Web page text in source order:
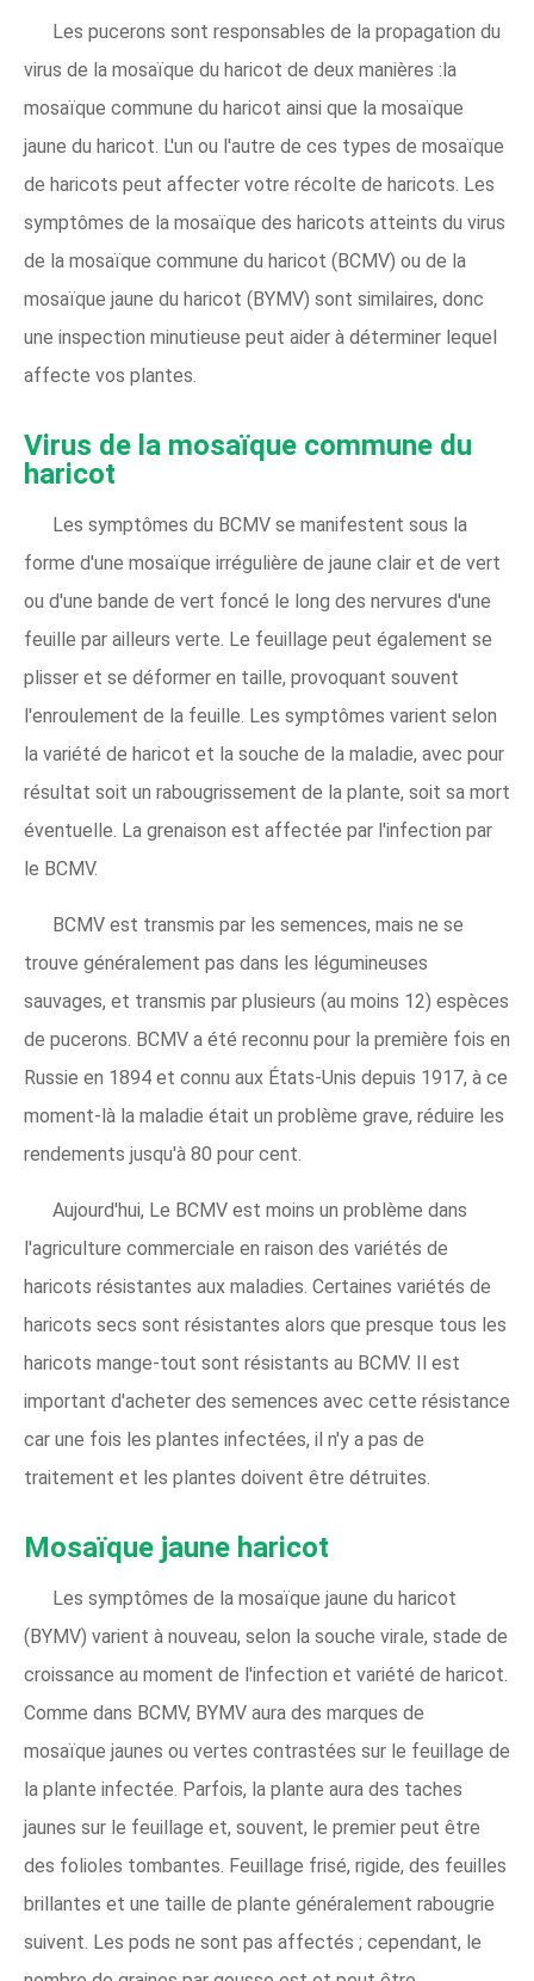
Les pucerons sont responsables de la propagation du
virus de la mosaïque du haricot de deux manières :la
mosaïque commune du haricot ainsi que la mosaïque
jaune du haricot. L'un ou l'autre de ces types de mosaïque
de haricots peut affecter votre récolte de haricots. Les
symptômes de la mosaïque des haricots atteints du virus
de la mosaïque commune du haricot (BCMV) ou de la
mosaïque jaune du haricot (BYMV) sont similaires, donc
une inspection minutieuse peut aider à déterminer lequel
affecte vos plantes.
Virus de la mosaïque commune du
haricot
Les symptômes du BCMV se manifestent sous la
forme d'une mosaïque irrégulière de jaune clair et de vert
ou d'une bande de vert foncé le long des nervures d'une
feuille par ailleurs verte. Le feuillage peut également se
plisser et se déformer en taille, provoquant souvent
l'enroulement de la feuille. Les symptômes varient selon
la variété de haricot et la souche de la maladie, avec pour
résultat soit un rabougrissement de la plante, soit sa mort
éventuelle. La grenaison est affectée par l'infection par
le BCMV.
BCMV est transmis par les semences, mais ne se
trouve généralement pas dans les légumineuses
sauvages, et transmis par plusieurs (au moins 12) espèces
de pucerons. BCMV a été reconnu pour la première fois en
Russie en 1894 et connu aux États-Unis depuis 1917, à ce
moment-là la maladie était un problème grave, réduire les
rendements jusqu'à 80 pour cent.
Aujourd'hui, Le BCMV est moins un problème dans
l'agriculture commerciale en raison des variétés de
haricots résistantes aux maladies. Certaines variétés de
haricots secs sont résistantes alors que presque tous les
haricots mange-tout sont résistants au BCMV. Il est
important d'acheter des semences avec cette résistance
car une fois les plantes infectées, il n'y a pas de
traitement et les plantes doivent être détruites.
Mosaïque jaune haricot
Les symptômes de la mosaïque jaune du haricot
(BYMV) varient à nouveau, selon la souche virale, stade de
croissance au moment de l'infection et variété de haricot.
Comme dans BCMV, BYMV aura des marques de
mosaïque jaunes ou vertes contrastées sur le feuillage de
la plante infectée. Parfois, la plante aura des taches
jaunes sur le feuillage et, souvent, le premier peut être
des folioles tombantes. Feuillage frisé, rigide, des feuilles
brillantes et une taille de plante généralement rabougrie
suivent. Les pods ne sont pas affectés ; cependant, le